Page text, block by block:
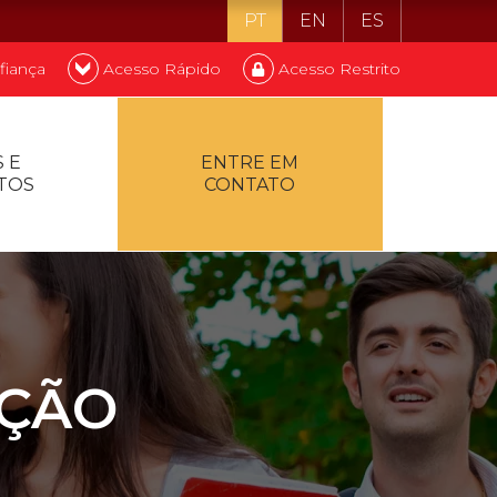
PT EN ES
Acesso Rápido Acesso Restrito
E
ENTRE EM
CONTATO